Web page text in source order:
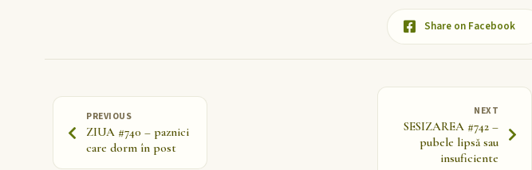
Share on Facebook
PREVIOUS
ZIUA #740 – paznici
care dorm în post
NEXT
SESIZAREA #742 –
pubele lipsă sau
insuficiente